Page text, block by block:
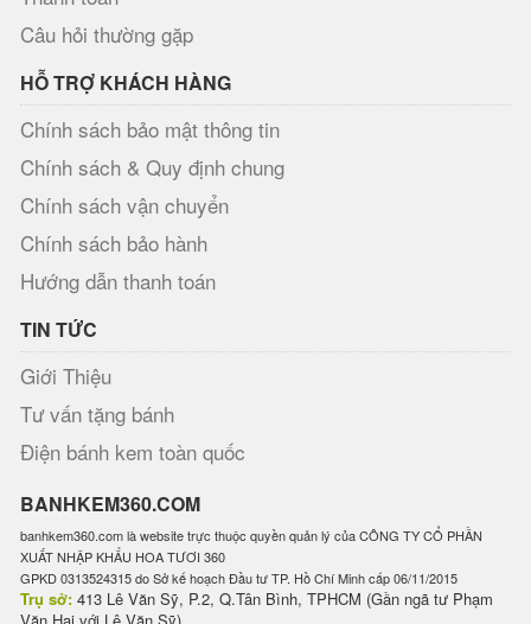
Câu hỏi thường gặp
HỖ TRỢ KHÁCH HÀNG
Chính sách bảo mật thông tin
Chính sách & Quy định chung
Chính sách vận chuyển
Chính sách bảo hành
Hướng dẫn thanh toán
TIN TỨC
Giới Thiệu
Tư vấn tặng bánh
Điện bánh kem toàn quốc
BANHKEM360.COM
banhkem360.com là website trực thuộc quyền quản lý của CÔNG TY CỔ PHẦN
XUẤT NHẬP KHẨU HOA TƯƠI 360
GPKD 0313524315 do Sở kế hoạch Đầu tư TP. Hồ Chí Minh cấp 06/11/2015
Trụ sở: 413 Lê Văn Sỹ, P.2, Q.Tân Bình, TPHCM (Gần ngã tư Phạm